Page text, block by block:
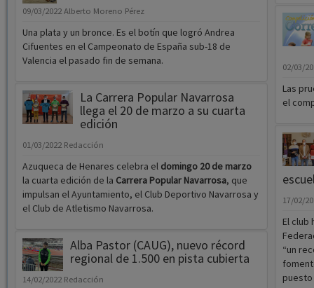
09/03/2022 Alberto Moreno Pérez
Una plata y un bronce. Es el botín que logró Andrea
Cifuentes en el Campeonato de España sub-18 de
Valencia el pasado fin de semana.
La Carrera Popular Navarrosa
llega el 20 de marzo a su cuarta
edición
01/03/2022 Redacción
Azuqueca de Henares celebra el domingo 20 de marzo
la cuarta edición de la Carrera Popular Navarrosa, que
impulsan el Ayuntamiento, el Club Deportivo Navarrosa y
el Club de Atletismo Navarrosa.
Alba Pastor (CAUG), nuevo récord
regional de 1.500 en pista cubierta
14/02/2022 Redacción
02/03/
Las
el
17/02/
El
“un